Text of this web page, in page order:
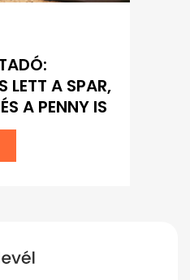
LETT A SPAR,
A PENNY IS